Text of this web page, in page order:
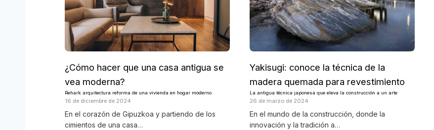
¿Cómo hacer que una casa antigua se
vea moderna?
Rehark arquitectura reforma de una vivienda en hogar moderno
16 de diciembre de 2024
En el corazón de Gipuzkoa y partiendo de los
cimientos de una casa…
Yakisugi: conoce la técnica de la
madera quemada para revestimiento
La antigua técnica japonesa que eleva la construcción a un arte
26 de marzo de 2024
En el mundo de la construcción, donde la
innovación y la tradición a…